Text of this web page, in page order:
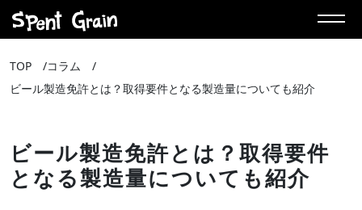
TOP
コラム
ビール製造免許とは？取得要件となる製造量についても紹介
ビール製造免許とは？取得要件
となる製造量についても紹介